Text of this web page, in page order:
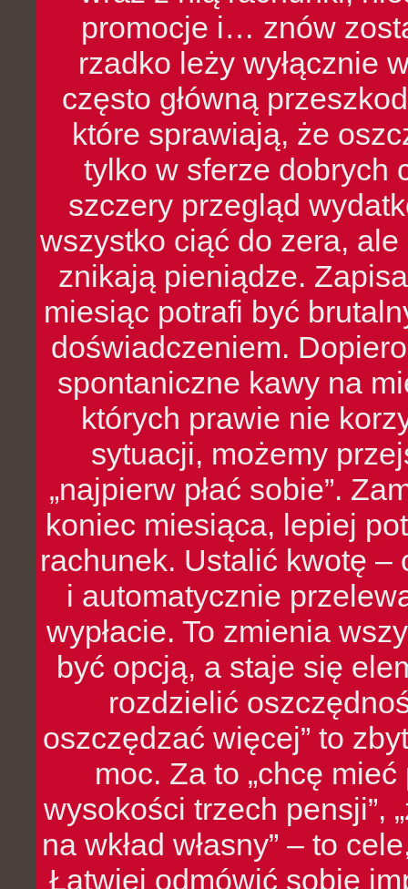
promocje i… znów
rzadko leży wyłącznie
często główną
które sprawiają, że
tylko w sferze dobrych
szczery przegląd
wszystko ciąć do zera,
znikają pieniądze.
miesiąc potrafi być
doświadczeniem.
spontaniczne kawy na
których prawie nie
sytuacji, możemy
„najpierw płać sobie”.
koniec miesiąca, lepiej
rachunek. Ustalić kwotę
i automatycznie
wypłacie. To zmienia
być opcją, a staje się
rozdzielić
oszczędzać więcej” to
moc. Za to „chcę
wysokości trzech pensji”,
na wkład własny” – to
Łatwiej odmówić sobie